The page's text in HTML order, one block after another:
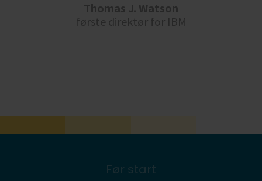
Thomas J. Watson
første direktør for IBM
Før start